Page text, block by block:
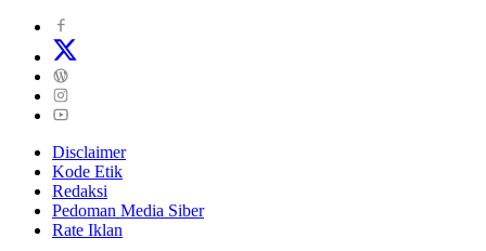
Disclaimer
Kode Etik
Redaksi
Pedoman Media Siber
Rate Iklan